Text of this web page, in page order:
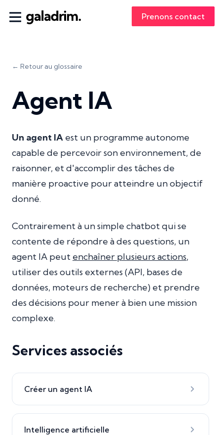
Prenons contact
← Retour au glossaire
Agent IA
Un agent IA est un programme autonome
capable de percevoir son environnement, de
raisonner, et d'accomplir des tâches de
manière proactive pour atteindre un objectif
donné.
Contrairement à un simple chatbot qui se
contente de répondre à des questions, un
agent IA peut enchaîner plusieurs actions,
utiliser des outils externes (API, bases de
données, moteurs de recherche) et prendre
des décisions pour mener à bien une mission
complexe.
Services associés
Créer un agent IA
Intelligence artificielle